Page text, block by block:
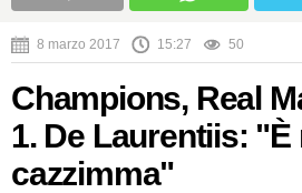
8 marzo 2017 15:27 50
Champions, Real
1. De Laurentiis: "È
cazzimma"